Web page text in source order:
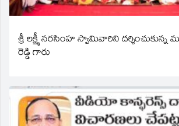
శ్రీ లక్ష్మీ నరసింహ స్వామివారిని దర్శించుకున్న
రెడ్డి గారు